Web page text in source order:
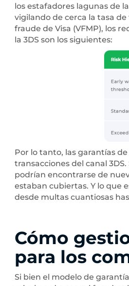
los estafadores lagunas de
vigilando de cerca la tasa
fraude de Visa (VFMP), los
la 3DS son los siguientes:
Por lo tanto, las garantías
transacciones del canal
podrían encontrarse de
estaban cubiertas. Y lo que
desde multas cuantiosas
Cómo
para los
Si bien el modelo de